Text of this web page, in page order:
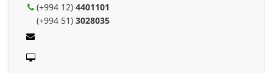
(+994 12) 4401101
(+994 51) 3028035